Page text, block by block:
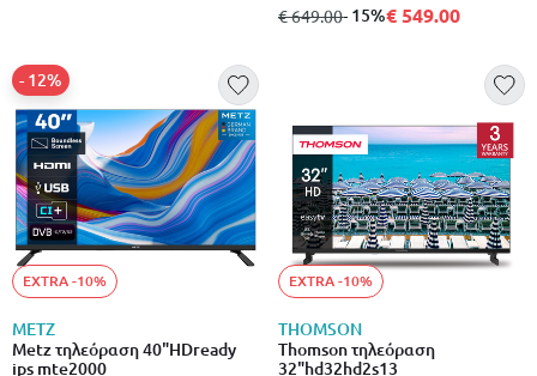
από
€ 649.00σε
- 15%€ 549.00
EXTRA -10%
METZ
Metz τηλεόραση 40"HDready
ips mte2000
- 12%
EXTRA -10%
THOMSON
Thomson τηλεόραση
32"hd32hd2s13